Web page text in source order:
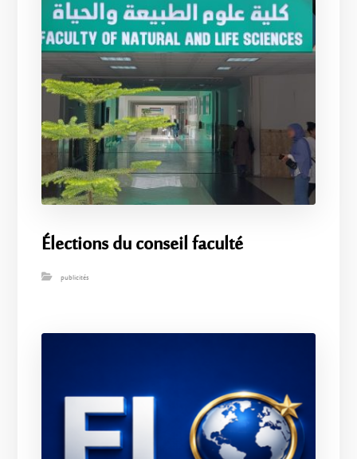
Élections du conseil faculté
publicités